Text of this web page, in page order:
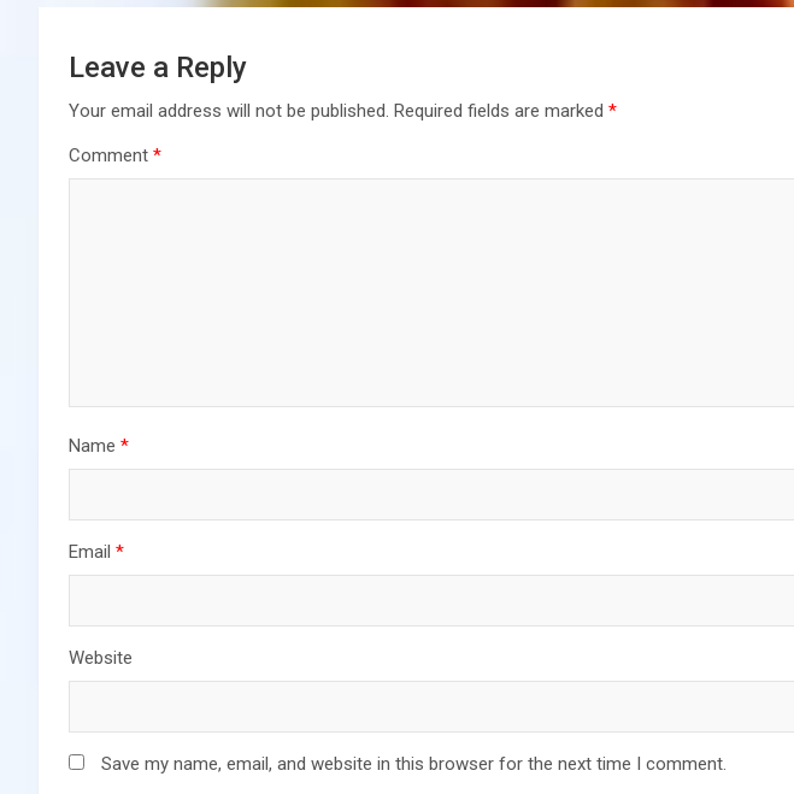
Leave a Reply
Your email address will not be published. Required fields are marked *
Comment *
Name *
Email *
Website
Save my name, email, and website in this browser for the next time I comment.